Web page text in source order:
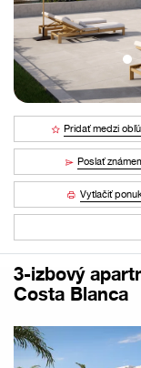
Pridať medzi
Poslať
Vytlačiť
3-izbový
Costa Blanca